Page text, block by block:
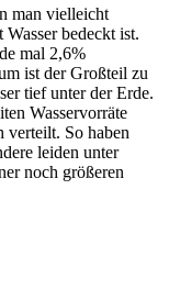
man vielleicht
bedeckt ist.
mal 2,6%
ist der Großteil zu
tief unter der Erde.
Wasservorräte
verteilt. So haben
leiden unter
noch größeren